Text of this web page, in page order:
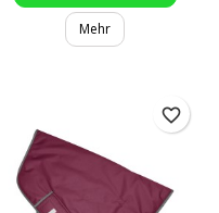
Mehr
favorite_border